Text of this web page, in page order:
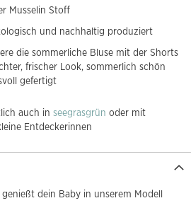
Musselin Stoff
und nachhaltig produziert
die sommerliche Bluse mit der Shorts
frischer Look, sommerlich schön
gefertigt
auch in seegrasgrün oder mit
Entdeckerinnen
dein Baby in unserem Modell